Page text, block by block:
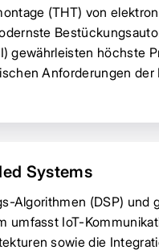
(THT) von
gewährleisten höchste
Anforderungen
Systems
Algorithmen (DSP) und
umfasst IoT-
sowie die